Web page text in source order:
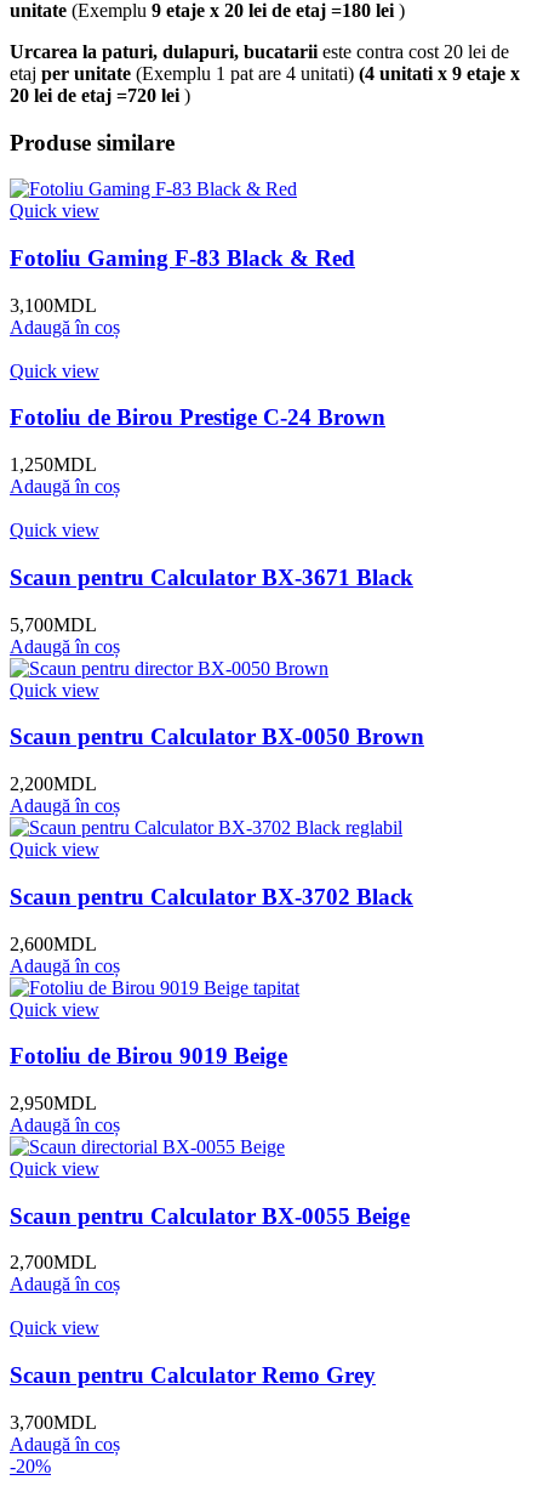
unitate (Exemplu 9 etaje x 20 lei de etaj =180 lei )
Urcarea la paturi, dulapuri, bucatarii este contra cost 20 lei de
etaj per unitate (Exemplu 1 pat are 4 unitati) (4 unitati x 9 etaje x
20 lei de etaj =720 lei )
Produse similare
Quick view
Fotoliu Gaming F-83 Black & Red
3,100MDL
Adaugă în coș
Quick view
Fotoliu de Birou Prestige C-24 Brown
1,250MDL
Adaugă în coș
Quick view
Scaun pentru Calculator BX-3671 Black
5,700MDL
Adaugă în coș
Quick view
Scaun pentru Calculator BX-0050 Brown
2,200MDL
Adaugă în coș
Quick view
Scaun pentru Calculator BX-3702 Black
2,600MDL
Adaugă în coș
Quick view
Fotoliu de Birou 9019 Beige
2,950MDL
Adaugă în coș
Quick view
Scaun pentru Calculator BX-0055 Beige
2,700MDL
Adaugă în coș
Quick view
Scaun pentru Calculator Remo Grey
3,700MDL
Adaugă în coș
-20%